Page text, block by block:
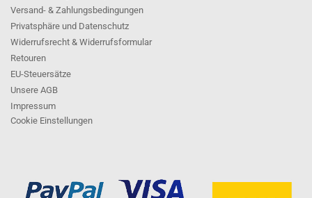
Versand- & Zahlungsbedingungen
Privatsphäre und Datenschutz
Widerrufsrecht & Widerrufsformular
Retouren
EU-Steuersätze
Unsere AGB
Impressum
Cookie Einstellungen